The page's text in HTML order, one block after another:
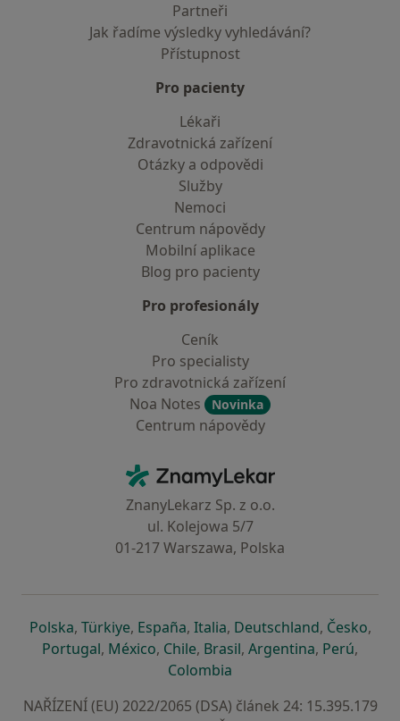
Partneři
Jak řadíme výsledky vyhledávání?
Přístupnost
Pro pacienty
Lékaři
Zdravotnická zařízení
Otázky a odpovědi
Služby
Nemoci
Centrum nápovědy
Mobilní aplikace
Blog pro pacienty
Pro profesionály
Ceník
Pro specialisty
Pro zdravotnická zařízení
Noa Notes
Novinka
Centrum nápovědy
ZnamyLekar - Hlavní stránka
ZnanyLekarz Sp. z o.o.
ul. Kolejowa 5/7
01-217 Warszawa, Polska
Polskase otevře v nové záložce
, Türkiyese otevře v nové záložce
, Españase otevře v nové záložce
, Italiase otevře v nové záložce
, Deutschlandse otevře v
, Českose
,
Portugalse otevře v nové záložce
, Méxicose otevře v nové záložce
, Chilese otevře v nové záložce
, Brasilse otevře v nové
, Argentinase otevře v
, Perúse
,
Colombia
NAŘÍZENÍ (EU) 2022/2065 (DSA) článek 24: 15.395.179